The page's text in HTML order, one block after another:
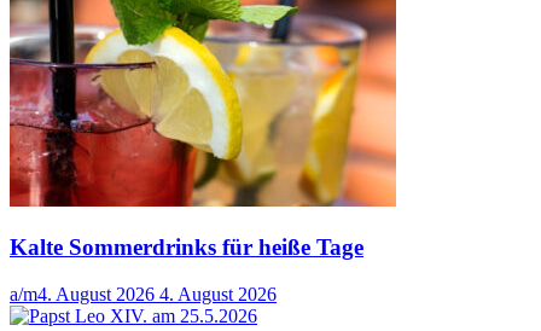
Kalte Sommerdrinks für heiße Tage
a/m4. August 2026 4. August 2026